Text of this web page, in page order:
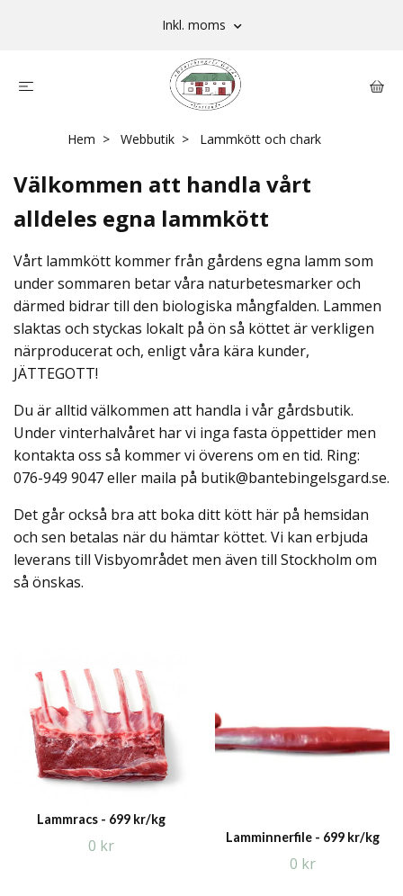
Inkl. moms
Hem Webbutik Lammkött och chark
Välkommen att handla vårt
alldeles egna lammkött
Vårt lammkött kommer från gårdens egna lamm som
under sommaren betar våra naturbetesmarker och
därmed bidrar till den biologiska mångfalden. Lammen
slaktas och styckas lokalt på ön så köttet är verkligen
närproducerat och, enligt våra kära kunder,
JÄTTEGOTT!
Du är alltid välkommen att handla i vår gårdsbutik.
Under vinterhalvåret har vi inga fasta öppettider men
kontakta oss så kommer vi överens om en tid. Ring:
076-949 9047 eller maila på butik@bantebingelsgard.se.
Det går också bra att boka ditt kött här på hemsidan
och sen betalas när du hämtar köttet. Vi kan erbjuda
leverans till Visbyområdet men även till Stockholm om
så önskas.
Lammracs - 699 kr/kg
0 kr Lamminnerfile - 699 kr/kg
0 kr